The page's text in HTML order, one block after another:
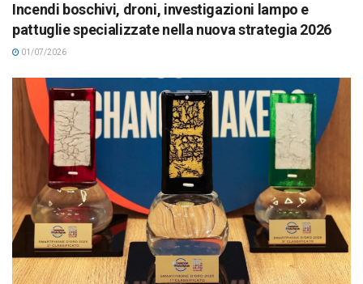
Incendi boschivi, droni, investigazioni lampo e
pattuglie specializzate nella nuova strategia 2026
01/07/2026